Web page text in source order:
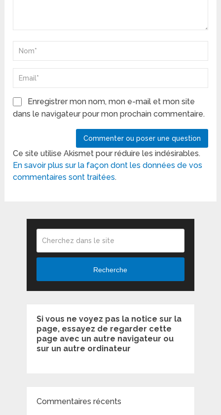
Enregistrer mon nom, mon e-mail et mon site
dans le navigateur pour mon prochain commentaire.
Ce site utilise Akismet pour réduire les indésirables.
En savoir plus sur la façon dont les données de vos
commentaires sont traitées.
Recherche
Si vous ne voyez pas la notice sur la
page, essayez de regarder cette
page avec un autre navigateur ou
sur un autre ordinateur
Commentaires récents